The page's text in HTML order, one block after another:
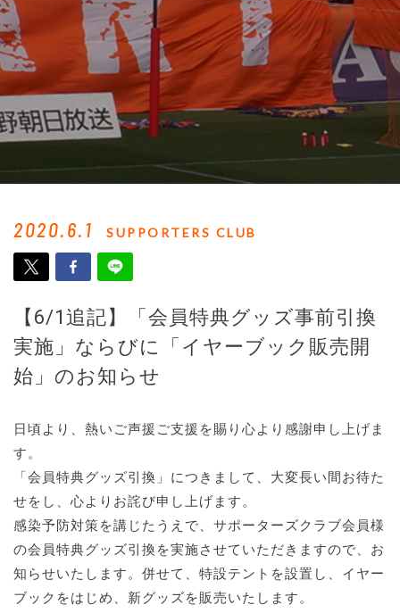
2020.6.1 SUPPORTERS CLUB
【6/1追記】「会員特典グッズ事前引換
実施」ならびに「イヤーブック販売開
始」のお知らせ
日頃より、熱いご声援ご支援を賜り心より感謝申し上げま
す。
「会員特典グッズ引換」につきまして、大変長い間お待た
せをし、心よりお詫び申し上げます。
感染予防対策を講じたうえで、サポーターズクラブ会員様
の会員特典グッズ引換を実施させていただきますので、お
知らせいたします。併せて、特設テントを設置し、イヤー
ブックをはじめ、新グッズを販売いたします。